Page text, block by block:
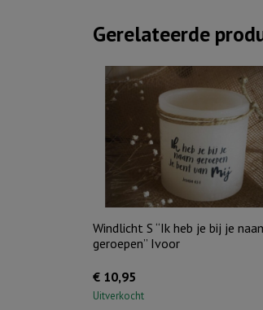
Gerelateerde
Windlicht S “Ik heb je bij je
geroepen” Ivoor
€ 10,95
Uitverkocht